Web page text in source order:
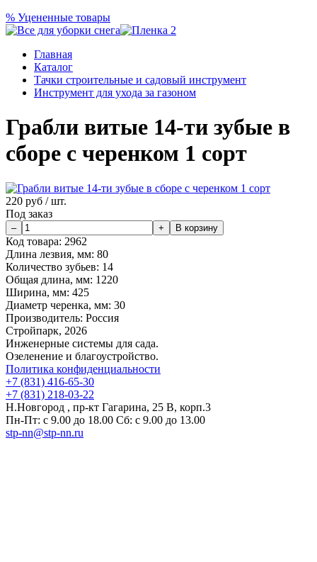
% Уцененные товары
Главная
Каталог
Тачки строительные и садовый инструмент
Инструмент для ухода за газоном
Грабли витые 14-ти зубые в
сборе с черенком 1 сорт
220 руб / шт.
Под заказ
Код товара: 2962
Длина лезвия, мм: 80
Количество зубьев: 14
Общая длина, мм: 1220
Ширина, мм: 425
Диаметр черенка, мм: 30
Производитель: Россия
Стройпарк, 2026
Инженерные системы для сада.
Озеленение и благоустройство.
Политика конфиденциальности
+7 (831) 416-65-30
+7 (831) 218-03-22
Н.Новгород , пр-кт Гагарина, 25 В, корп.3
Пн-Пт: с 9.00 до 18.00 Сб: с 9.00 до 13.00
stp-nn@stp-nn.ru